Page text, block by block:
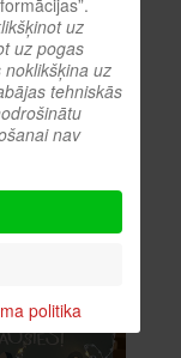
uz
uz pogas
noklikšķina uz
tehniskās
nav
politika